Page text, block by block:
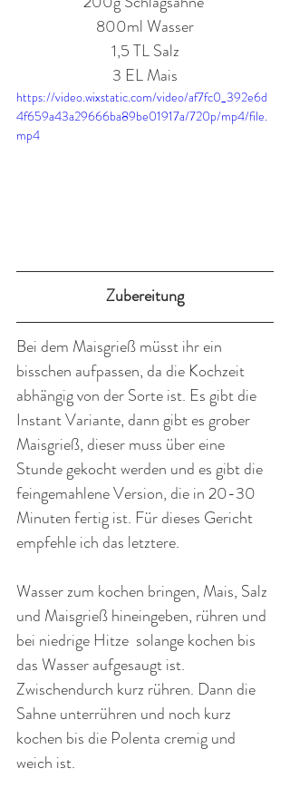
800ml Wasser
1,5 TL Salz
3 EL Mais
https://video.wixstatic.com/video/af7fc0_392e6d
4f659a43a29666ba89be01917a/720p/mp4/file.
mp4
Zubereitung
Bei dem Maisgrieß müsst ihr ein
bisschen aufpassen, da die Kochzeit
abhängig von der Sorte ist. Es gibt die
Instant Variante, dann gibt es grober
Maisgrieß, dieser muss über eine
Stunde gekocht werden und es gibt die
feingemahlene Version, die in 20-30
Minuten fertig ist. Für dieses Gericht
empfehle ich das letztere.
Wasser zum kochen bringen, Mais, Salz
und Maisgrieß hineingeben, rühren und
bei niedrige Hitze  solange kochen bis
das Wasser aufgesaugt ist.
Zwischendurch kurz rühren. Dann die
Sahne unterrühren und noch kurz
kochen bis die Polenta cremig und
weich ist.